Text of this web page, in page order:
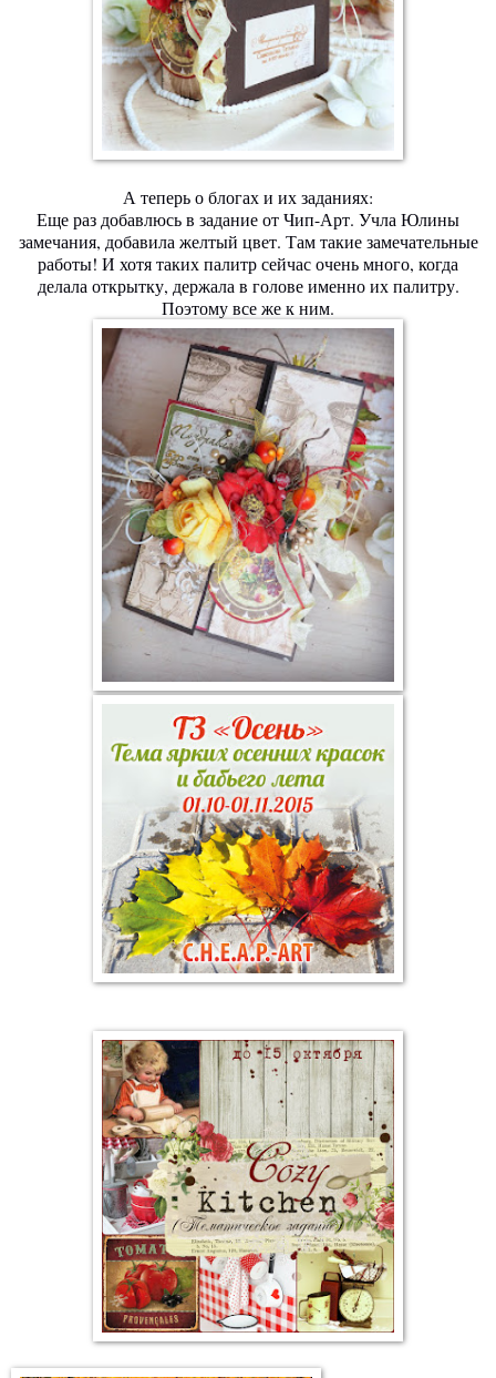
А теперь о блогах и их заданиях:
Еще раз добавлюсь в задание от Чип-Арт. Учла Юлины
замечания, добавила желтый цвет. Там такие замечательные
работы! И хотя таких палитр сейчас очень много, когда
делала открытку, держала в голове именно их палитру.
Поэтому все же к ним.